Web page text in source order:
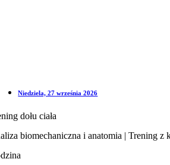
Niedziela, 27 września 2026
dołu ciała
biomechaniczna i anatomia | Trening z